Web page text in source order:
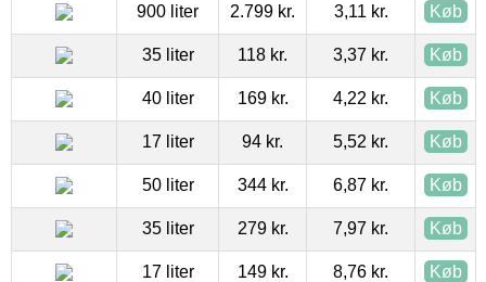
900 liter 2.799 kr. 3,11 kr. Køb
35 liter 118 kr. 3,37 kr. Køb
40 liter 169 kr. 4,22 kr. Køb
17 liter 94 kr. 5,52 kr. Køb
50 liter 344 kr. 6,87 kr. Køb
35 liter 279 kr. 7,97 kr. Køb
17 liter 149 kr. 8,76 kr. Køb